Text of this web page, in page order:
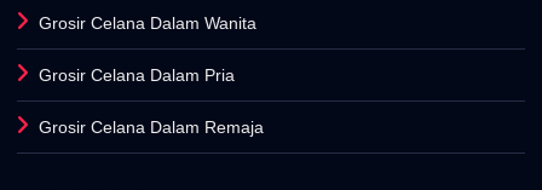
Grosir Celana Dalam Wanita
Grosir Celana Dalam Pria
Grosir Celana Dalam Remaja